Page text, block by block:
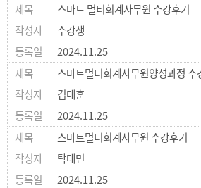
스마트 멀티회계사무원 수강후기
수강생
2024.11.25
스마트멀티회계사무원양성과정 수
김태훈
2024.11.25
스마트멀티회계사무원 수강후기
탁태민
2024.11.25